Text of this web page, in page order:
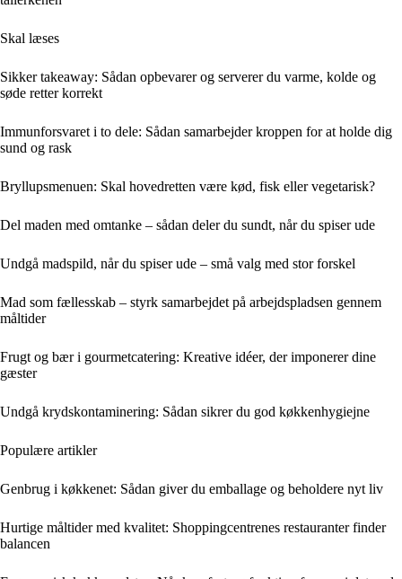
Skal læses
Sikker takeaway: Sådan opbevarer og serverer du varme, kolde og
søde retter korrekt
Immunforsvaret i to dele: Sådan samarbejder kroppen for at holde dig
sund og rask
Bryllupsmenuen: Skal hovedretten være kød, fisk eller vegetarisk?
Del maden med omtanke – sådan deler du sundt, når du spiser ude
Undgå madspild, når du spiser ude – små valg med stor forskel
Mad som fællesskab – styrk samarbejdet på arbejdspladsen gennem
måltider
Frugt og bær i gourmetcatering: Kreative idéer, der imponerer dine
gæster
Undgå krydskontaminering: Sådan sikrer du god køkkenhygiejne
Populære artikler
Genbrug i køkkenet: Sådan giver du emballage og beholdere nyt liv
Hurtige måltider med kvalitet: Shoppingcentrenes restauranter finder
balancen